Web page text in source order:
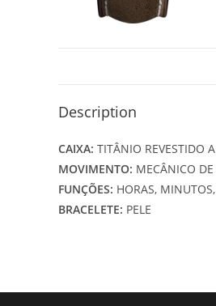
Description
CAIXA: TITÂNIO REVESTIDO
MOVIMENTO: MECÂNICO
FUNÇÕES: HORAS,
BRACELETE: PELE